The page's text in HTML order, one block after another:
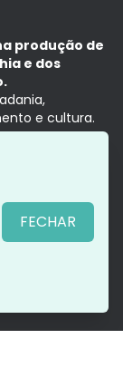
produção de
e dos
e cultura.
presente,
FECHAR